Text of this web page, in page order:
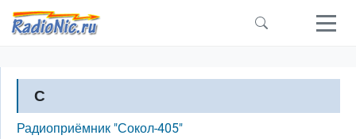
Перейти к основному содержанию
С
Радиоприёмник "Сокол-405"